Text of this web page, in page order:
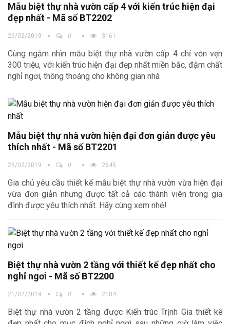
Mẫu biệt thự nhà vườn cấp 4 với kiến trúc hiện đại
đẹp nhất - Mã số BT2202
26/02/2019 0 3161
Cùng ngắm nhìn mẫu biệt thự nhà vườn cấp 4 chỉ vỏn vẹn
300 triệu, với kiến trúc hiện đại đẹp nhất miền bắc, đậm chất
nghỉ ngơi, thông thoáng cho không gian nhà
Mẫu biệt thự nhà vườn hiện đại đơn giản được yêu
thích nhất - Mã số BT2201
25/02/2019 0 2645
Gia chủ yêu cầu thiết kế mẫu biệt thự nhà vườn vừa hiện đại
vừa đơn giản nhưng được tất cả các thành viên trong gia
đình được yêu thích nhất. Hãy cùng xem nhé!
Biệt thự nhà vườn 2 tầng với thiết kế đẹp nhất cho
nghỉ ngơi - Mã số BT2200
21/02/2019 0 2184
Biệt thự nhà vườn 2 tầng được Kiến trúc Trịnh Gia thiết kế